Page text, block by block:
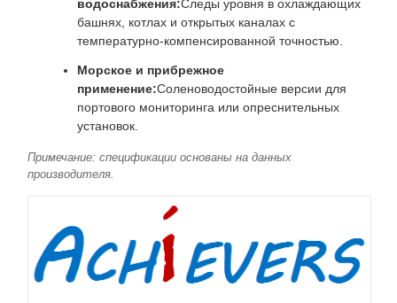
водоснабжения:Следы уровня в охлаждающих
башнях, котлах и открытых каналах с
температурно-компенсированной точностью.
Морское и прибрежное
применение:Соленоводостойные версии для
портового мониторинга или опреснительных
установок.
Примечание: спецификации основаны на данных
производителя.